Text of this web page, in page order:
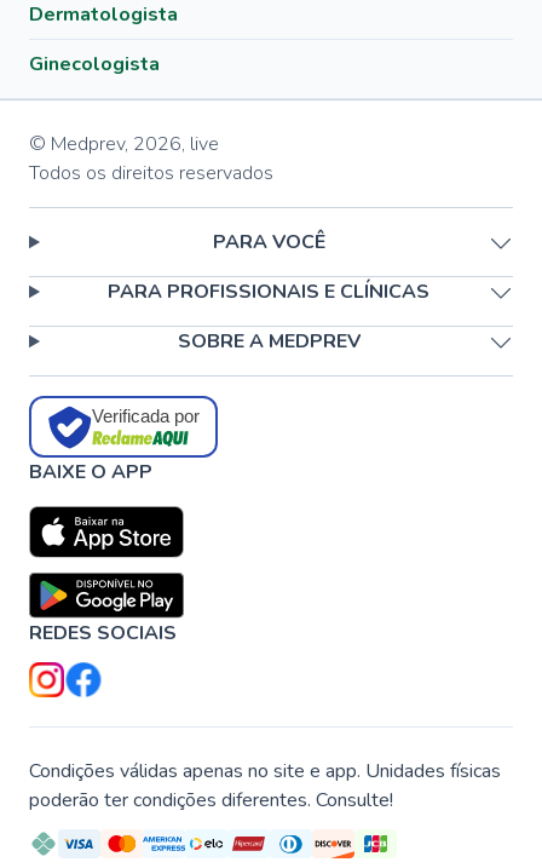
Dermatologista
Ginecologista
© Medprev, 2026, live
Todos os direitos reservados
PARA VOCÊ
PARA PROFISSIONAIS E CLÍNICAS
SOBRE A MEDPREV
Verificada por
BAIXE O APP
REDES SOCIAIS
Condições válidas apenas no site e app. Unidades físicas
poderão ter condições diferentes. Consulte!